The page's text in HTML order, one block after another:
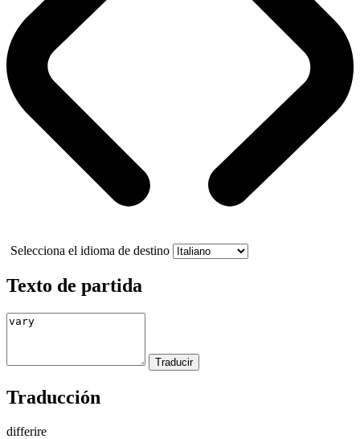
Selecciona el idioma de destino
Texto de partida
Traducción
differire